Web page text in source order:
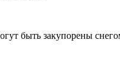
быть закупорены